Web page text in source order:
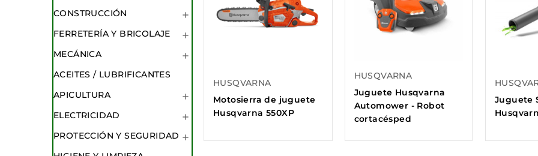
CONSTRUCCIÓN 
FERRETERÍA Y BRICOLAJE 
MECÁNICA 
ACEITES / LUBRIFICANTES
APICULTURA

ELECTRICIDAD 
PROTECCIÓN Y SEGURIDAD 
HUSQVARNA
Motosierra de juguete
Husqvarna 550XP
HUSQVARNA
Juguete Husqvarna
Automower - Robot
cortacésped
Juguete